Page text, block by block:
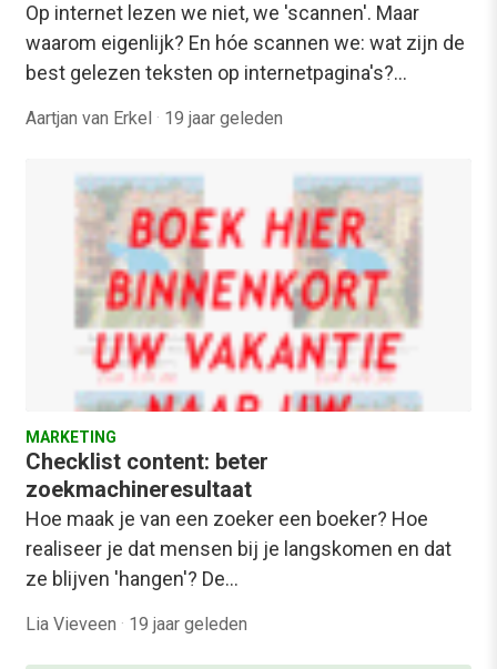
Op internet lezen we niet, we 'scannen'. Maar
waarom eigenlijk? En hóe scannen we: wat zijn de
best gelezen teksten op internetpagina's?…
Aartjan van Erkel · 19 jaar geleden
MARKETING
Checklist content: beter
zoekmachineresultaat
Hoe maak je van een zoeker een boeker? Hoe
realiseer je dat mensen bij je langskomen en dat
ze blijven 'hangen'? De…
Lia Vieveen · 19 jaar geleden